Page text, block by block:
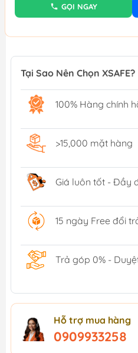
GỌI NGAY
Tại Sao Nên Chọn XSAFE?
100% Hàng chính
>15,000 mặt hàng
Giá luôn tốt - Đầy
15 ngày Free đổi
Trả góp 0% -
Hỗ trợ mua hàng
0909933258